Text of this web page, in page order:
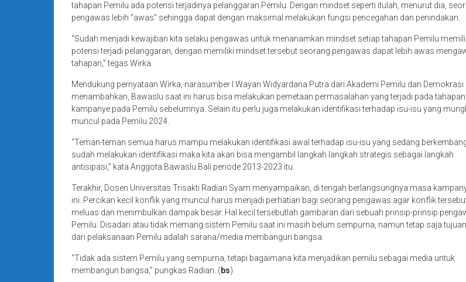
tahapan Pemilu ada potensi terjadinya pelanggaran Pemilu. Dengan mindset seperti itulah, menurut dia,
pengawas lebih “awas” sehingga dapat dengan maksimal melakukan fungsi pencegahan dan penindakan.
“Sudah menjadi kewajiban kita selaku pengawas untuk menanamkan mindset setiap tahapan Pemilu
potensi terjadi pelanggaran, dengan memiliki mindset tersebut seorang pengawas dapat lebih awas
tahapan,” tegas Wirka.
Mendukung pernyataan Wirka, narasumber I Wayan Widyardana Putra dari Akademi Pemilu dan Demokrasi
menambahkan, Bawaslu saat ini harus bisa melakukan pemetaan permasalahan yang terjadi pada tahapan
kampanye pada Pemilu sebelumnya. Selain itu perlu juga melakukan identifikasi terhadap isu-isu yang
muncul pada Pemilu 2024.
“Teman-teman semua harus mampu melakukan identifikasi awal terhadap isu-isu yang sedang
sudah melakukan identifikasi maka kita akan bisa mengambil langkah langkah strategis sebagai langkah
antisipasi,” kata Anggota Bawaslu Bali periode 2013-2023 itu.
Terakhir, Dosen Universitas Trisakti Radian Syam menyampaikan, di tengah berlangsungnya masa
ini. Percikan kecil konflik yang muncul harus menjadi perhatian bagi seorang pengawas agar konflik
meluas dan menimbulkan dampak besar. Hal kecil tersebutlah gambaran dari sebuah prinsip-prinsip
Pemilu. Disadari atau tidak memang sistem Pemilu saat ini masih belum sempurna, namun tetap saja
dari pelaksanaan Pemilu adalah sarana/media membangun bangsa.
“Tidak ada sistem Pemilu yang sempurna, tetapi bagaimana kita menjadikan pemilu sebagai media untuk
membangun bangsa,” pungkas Radian. ( bs)